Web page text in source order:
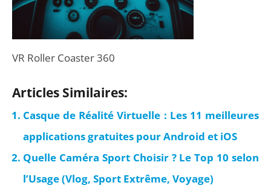
VR Roller Coaster 360
Articles Similaires:
Casque de Réalité Virtuelle : Les 11 meilleures
applications gratuites pour Android et iOS
Quelle Caméra Sport Choisir ? Le Top 10 selon
l’Usage (Vlog, Sport Extrême, Voyage)